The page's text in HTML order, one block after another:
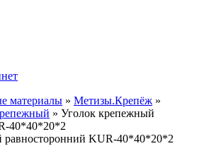
материалы » Метизы.Крепёж »
» Уголок крепежный
40*40*20*2